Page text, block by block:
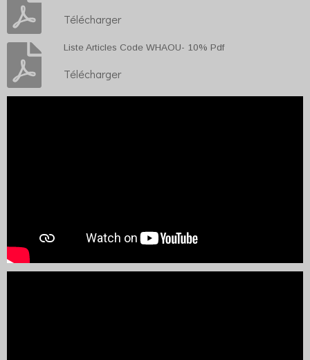
Télécharger
Liste Articles Code WHAOU- 10% Pdf
Télécharger